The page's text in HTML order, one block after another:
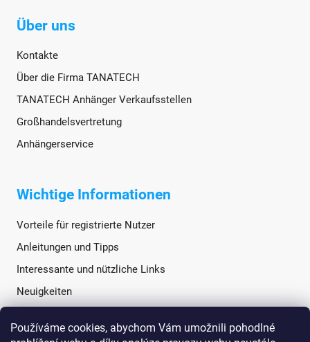
Používáme cookies, abychom Vám umožnili pohodlné
Über uns
Kontakte
Über die Firma TANATECH
TANATECH Anhänger Verkaufsstellen
Großhandelsvertretung
Anhängerservice
Wichtige Informationen
Vorteile für registrierte Nutzer
Anleitungen und Tipps
Interessante und nützliche Links
Neuigkeiten